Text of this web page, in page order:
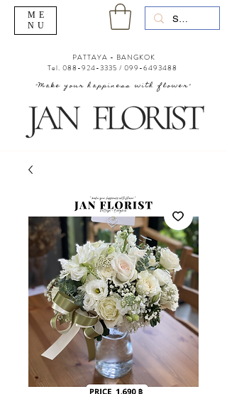
"Make your happiness with flower"
PATTAYA - BANGKOK
Tel. 088-924-3335 / 099-6493488
ME
NU